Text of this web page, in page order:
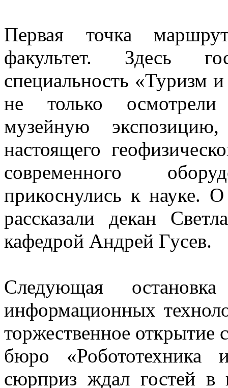
Первая точка
факультет. Здесь
специальность «Туризм
не только осмотрели
музейную
настоящего
современного
прикоснулись к науке. О
рассказали декан
кафедрой Андрей Гусев.
Следующая
информационных
торжественное открытие
бюро «Робототехника
сюрприз ждал гостей в